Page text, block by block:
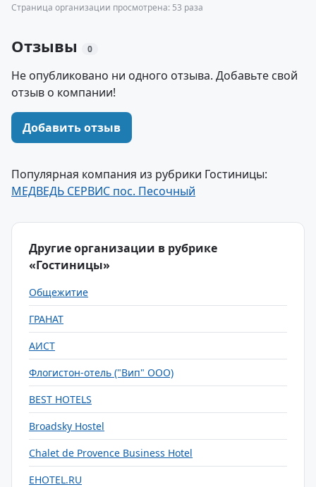
Страница организации просмотрена: 53 раза
Отзывы 0
Не опубликовано ни одного отзыва. Добавьте свой
отзыв о компании!
Добавить отзыв
Популярная компания из рубрики Гостиницы:
МЕДВЕДЬ СЕРВИС пос. Песочный
Другие организации в рубрике
«Гостиницы»
Общежитие
ГРАНАТ
АИСТ
Флогистон-отель ("Вип" ООО)
BEST HOTELS
Broadsky Hostel
Chalet de Provence Business Hotel
EHOTEL.RU